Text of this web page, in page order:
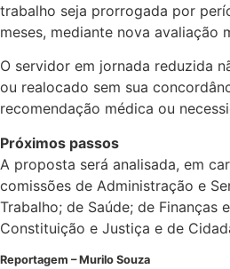
trabalho seja prorrogada por
meses, mediante nova avaliação
O servidor em jornada reduzida
ou realocado sem sua
recomendação médica ou
Próximos passos
A proposta será analisada, em
comissões de Administração e
Trabalho; de Saúde; de Finanças
Constituição e Justiça e de
Reportagem – Murilo Souza